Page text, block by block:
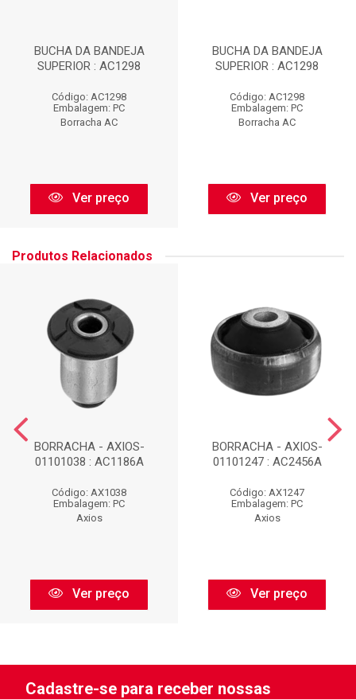
BUCHA DA BANDEJA
SUPERIOR : AC1298
Código: AC1298
Embalagem: PC
Borracha AC
Ver preço
BUCHA DA BANDEJA
SUPERIOR : AC1298
Código: AC1298
Embalagem: PC
Borracha AC
Ver preço
Produtos Relacionados
BORRACHA - AXIOS-
01101038 : AC1186A
Código: AX1038
Embalagem: PC
Axios
Ver preço
BORRACHA - AXIOS-
01101247 : AC2456A
Código: AX1247
Embalagem: PC
Axios
Ver preço
Cadastre-se para receber nossas